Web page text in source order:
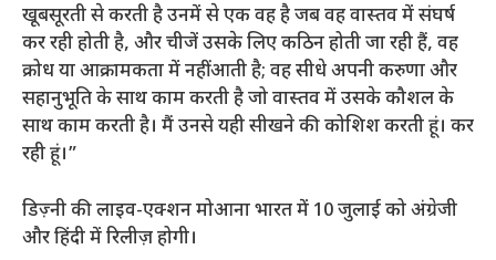
खूबसूरती से करती है उनमें से एक वह है जब वह वास्तव में संघर्ष
कर रही होती है, और चीजें उसके लिए कठिन होती जा रही हैं, वह
क्रोध या आक्रामकता में नहीं आती है; वह सीधे अपनी करुणा और
सहानुभूति के साथ काम करती है जो वास्तव में उसके कौशल के
साथ काम करती है। मैं उनसे यही सीखने की कोशिश करती हूं। कर
रही हूं।”
डिज़्नी की लाइव-एक्शन मोआना भारत में 10 जुलाई को अंग्रेजी
और हिंदी में रिलीज़ होगी।